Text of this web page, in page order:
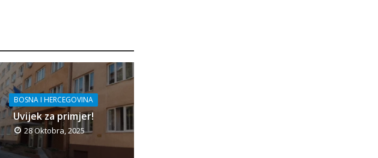
BOSNA I HERCEGOVINA
Uvijek za primjer!
28 Oktobra, 2025